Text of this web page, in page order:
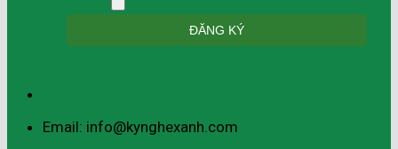
Email: info@kynghexanh.com